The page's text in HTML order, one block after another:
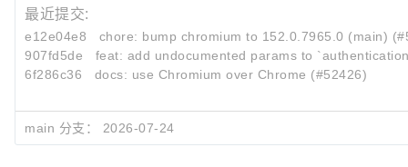
最近提交:
e12e04e8
chore: bump chromium to 152.0.7965.0 (main)
907fd5de
feat: add undocumented params to
6f286c36
docs: use Chromium over Chrome (#52426)
main 分支： 2026-07-24